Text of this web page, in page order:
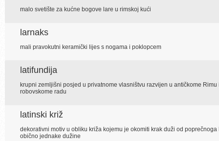
malo svetište za kućne bogove lare u rimskoj kući
larnaks
mali pravokutni keramički lijes s nogama i poklopcem
latifundija
krupni zemljišni posjed u privatnome vlasništvu razvijen u antičkome
robovskome radu
latinski križ
dekorativni motiv u obliku križa kojemu je okomiti krak duži od
obično jednake dužine